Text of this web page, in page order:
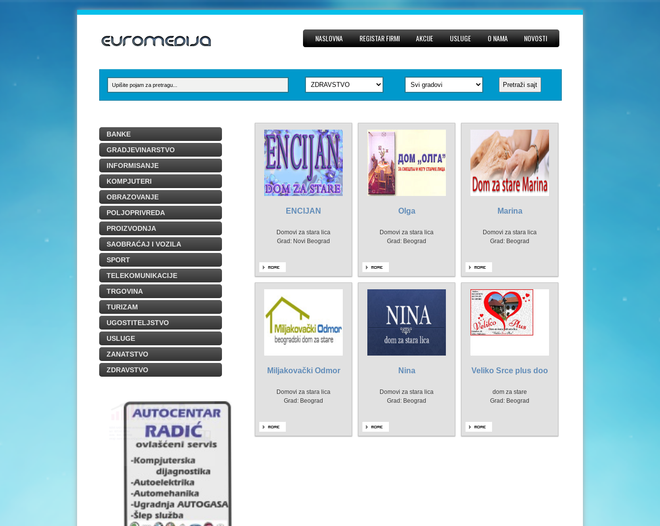
NASLOVNA REGISTAR FIRMI AKCIJE USLUGE O NAMA NOVOSTI
BANKE
GRADJEVINARSTVO
INFORMISANJE
KOMPJUTERI
OBRAZOVANJE
POLJOPRIVREDA
PROIZVODNJA
SAOBRAĆAJ I VOZILA
SPORT
TELEKOMUNIKACIJE
TRGOVINA
TURIZAM
UGOSTITELJSTVO
USLUGE
ZANATSTVO
ZDRAVSTVO
ENCIJAN
Domovi za stara lica
Grad: Novi Beograd
Olga
Domovi za stara lica
Grad: Beograd
Marina
Domovi za stara lica
Grad: Beograd
Miljakovački Odmor
Domovi za stara lica
Grad: Beograd
Nina
Domovi za stara lica
Grad: Beograd
Veliko Srce plus doo
dom za stare
Grad: Beograd